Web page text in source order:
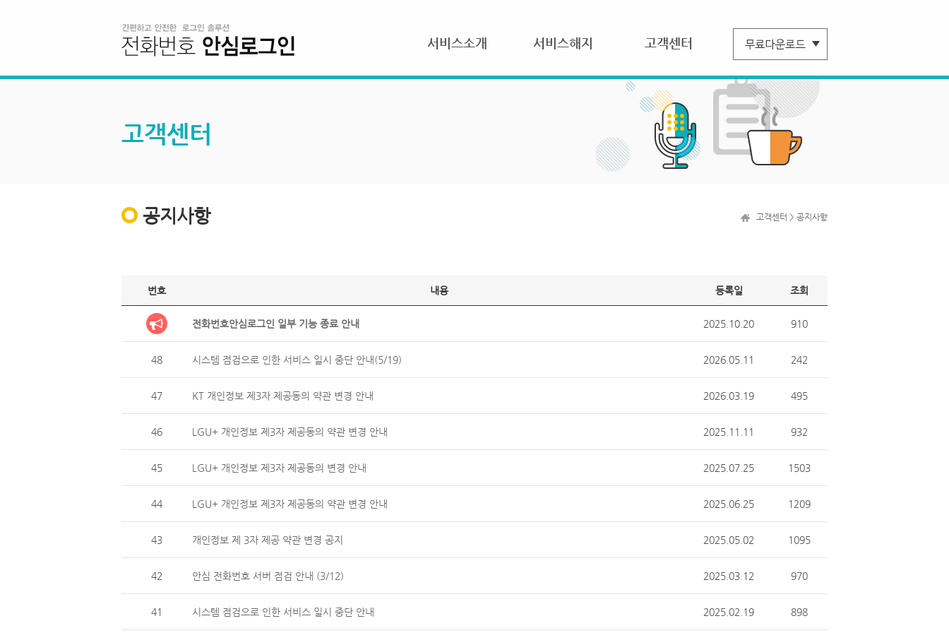
서비스소개 서비스해지 고객센터
고객센터
공지사항 고객센터 > 공지사항
번호 내용 등록일 조회
전화번호안심로그인 일부 기능 종료 안내 2025.10.20 910
48 시스템 점검으로 인한 서비스 일시 중단 안내(5/19) 2026.05.11 242
47 KT 개인정보 제3자 제공동의 약관 변경 안내 2026.03.19 495
46 LGU+ 개인정보 제3자 제공동의 약관 변경 안내 2025.11.11 932
45 LGU+ 개인정보 제3자 제공동의 변경 안내 2025.07.25 1503
44 LGU+ 개인정보 제3자 제공동의 약관 변경 안내 2025.06.25 1209
43 개인정보 제 3자 제공 약관 변경 공지 2025.05.02 1095
42 안심 전화번호 서버 점검 안내 (3/12) 2025.03.12 970
41 시스템 점검으로 인한 서비스 일시 중단 안내 2025.02.19 898